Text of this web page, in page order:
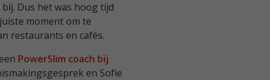
Dus het was hoog tijd
moment om te
restaurants en cafés.
PowerSlim coach bij
en Sofie